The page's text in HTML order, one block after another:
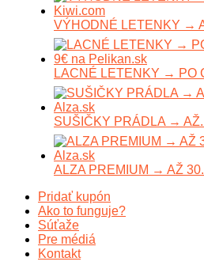
VÝHODNÉ LETENKY →
LACNÉ LETENKY → PO
SUŠIČKY PRÁDLA →
ALZA PREMIUM → AŽ
Pridať kupón
Ako to funguje?
Súťaže
Pre médiá
Kontakt